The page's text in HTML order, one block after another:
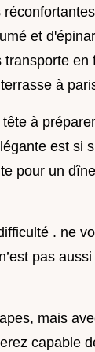
et
en
à
à
est si
pour un
. ne
pas
mais
capable